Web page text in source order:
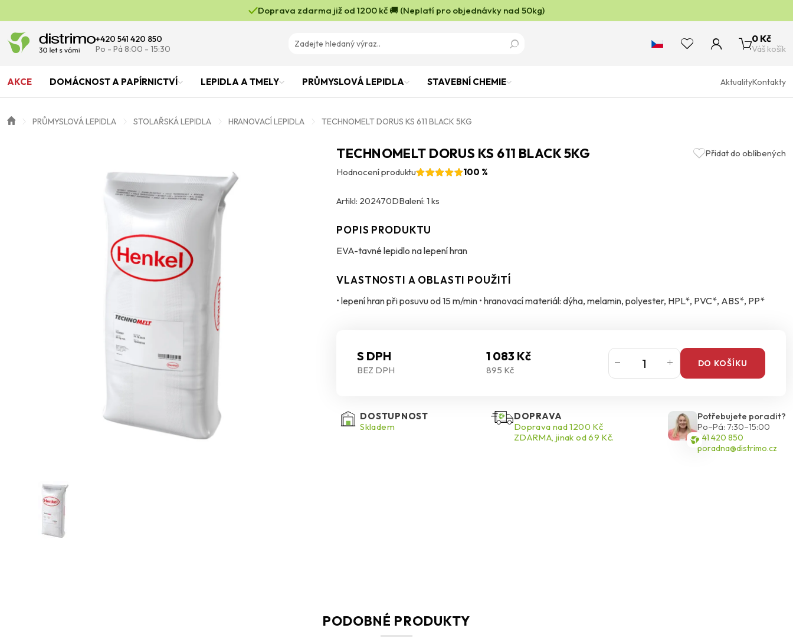
Doprava zdarma již od 1200 kč 🚚 (Neplatí pro objednávky nad 50kg)
+420 541 420 850
Po - Pá 8:00 - 15:30
0 Kč
Váš košík
AKCE DOMÁCNOST A PAPÍRNICTVÍ LEPIDLA A TMELY PRŮMYSLOVÁ LEPIDLA STAVEBNÍ CHEMIE AktualityKontakty
PRŮMYSLOVÁ LEPIDLA STOLAŘSKÁ LEPIDLA HRANOVACÍ LEPIDLA TECHNOMELT DORUS KS 611 BLACK 5KG
TECHNOMELT DORUS KS 611 BLACK 5KG
Přidat do oblíbených
Hodnocení produktu
100 %
Artikl: 202470DBalení: 1 ks
POPIS PRODUKTU
EVA-tavné lepidlo na lepení hran
VLASTNOSTI A OBLASTI POUŽITÍ
• lepení hran při posuvu od 15 m/min • hranovací materiál: dýha, melamin, polyester, HPL*, PVC*, ABS*, PP*
S DPH 1 083 Kč
BEZ DPH 895 Kč
DO KOŠÍKU
DOSTUPNOST
Skladem
DOPRAVA
Doprava nad 1200 Kč
ZDARMA, jinak od 69 Kč.
Potřebujete poradit?
Po–Pá: 7:30–15:00
541 420 850
poradna@distrimo.cz
PODOBNÉ PRODUKTY